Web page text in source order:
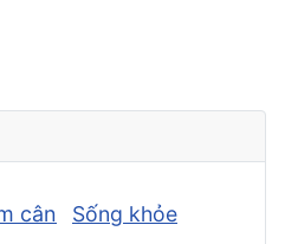
cân Sống khỏe